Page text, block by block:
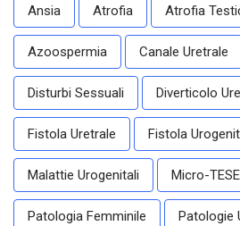
Ansia Atrofia Atrofia
Azoospermia Canale Uretrale
Disturbi Sessuali Diverticolo
Fistola Uretrale Fistola
Malattie Urogenitali Micro-TESE
Patologia Femminile Patologie